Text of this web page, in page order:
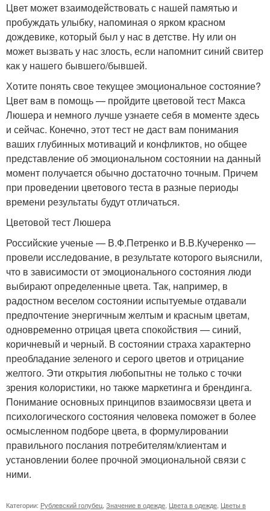
Цвет может взаимодействовать с нашей памятью и
пробуждать улыбку, напоминая о ярком красном
дождевике, который был у нас в детстве. Ну или он
может вызвать у нас злость, если напомнит синий свитер
как у нашего бывшего/бывшей.
Хотите понять свое текущее эмоциональное состояние?
Цвет вам в помощь — пройдите цветовой тест Макса
Люшера и немного лучше узнаете себя в моменте здесь
и сейчас. Конечно, этот тест не даст вам понимания
ваших глубинных мотиваций и конфликтов, но общее
представление об эмоциональном состоянии на данный
момент получается обычно достаточно точным. Причем
при проведении цветового теста в разные периоды
времени результаты будут отличаться.
Цветовой тест Люшера
Российские ученые — В.Ф.Петренко и В.В.Кучеренко —
провели исследование, в результате которого выяснили,
что в зависимости от эмоционального состояния люди
выбирают определенные цвета. Так, например, в
радостном веселом состоянии испытуемые отдавали
предпочтение энергичным желтым и красным цветам,
одновременно отрицая цвета спокойствия — синий,
коричневый и черный. В состоянии страха характерно
преобладание зеленого и серого цветов и отрицание
желтого. Эти открытия любопытны не только с точки
зрения колористики, но также маркетинга и брендинга.
Понимание основных принципов взаимосвязи цвета и
психологического состояния человека поможет в более
осмысленном подборе цвета, в формулировании
правильного послания потребителям/клиентам и
установлении более прочной эмоциональной связи с
ними.
Категории: Рублевский голубец, Значение в одежде, Цвета в одежде, Цветы в